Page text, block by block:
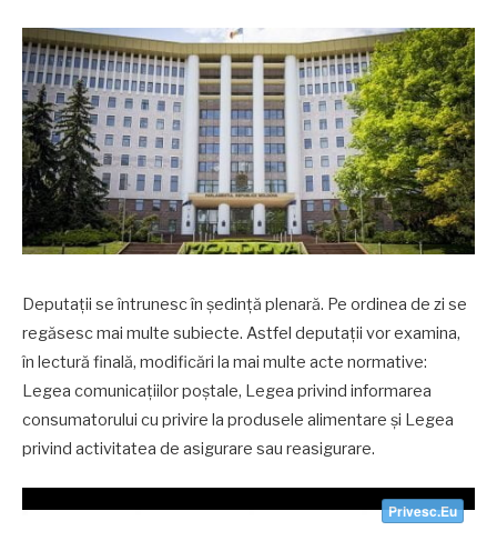
Deputații se întrunesc în ședință plenară. Pe ordinea de zi se
regăsesc mai multe subiecte. Astfel deputații vor examina,
în lectură finală, modificări la mai multe acte normative:
Legea comunicațiilor poștale, Legea privind informarea
consumatorului cu privire la produsele alimentare și Legea
privind activitatea de asigurare sau reasigurare.